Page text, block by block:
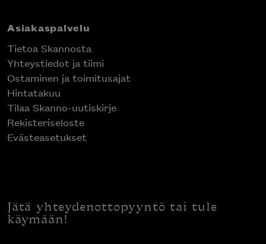
Asiakaspalvelu
Tietoa Skannosta
Yhteystiedot ja tiimi
Ostaminen ja toimitusajat
Hintatakuu
Tilaa Skanno-uutiskirje
Rekisteriseloste
Evästeasetukset
Jätä yhteydenottopyyntö tai tule
käymään!